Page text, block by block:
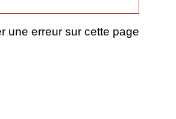
une erreur sur cette page